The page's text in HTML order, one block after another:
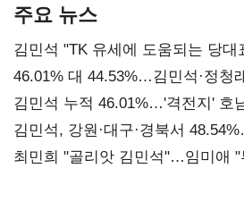
주요 뉴스
김민석 "TK 유세에 도움되는 당
대표된 양 당직 배분"
46.01% 대 44.53%…김민석·정청
김민석 누적 46.01%…'격전지' 호
(2보)
김민석, 강원·대구·경북서
최민희 "골리앗 김민석"…임미애